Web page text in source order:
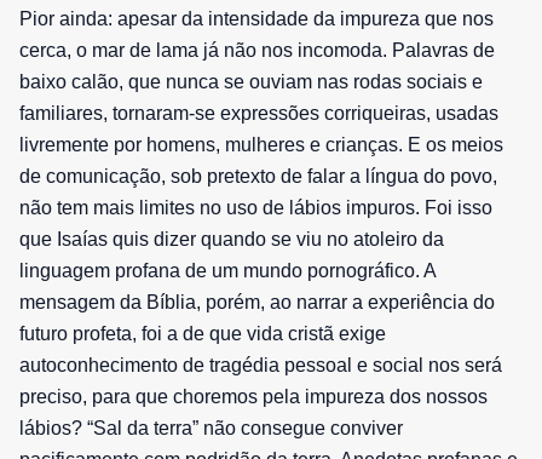
Pior ainda: apesar da intensidade da impureza que nos
cerca, o mar de lama já não nos incomoda. Palavras de
baixo calão, que nunca se ouviam nas rodas sociais e
familiares, tornaram-se expressões corriqueiras, usadas
livremente por homens, mulheres e crianças. E os meios
de comunicação, sob pretexto de falar a língua do povo,
não tem mais limites no uso de lábios impuros. Foi isso
que Isaías quis dizer quando se viu no atoleiro da
linguagem profana de um mundo pornográfico. A
mensagem da Bíblia, porém, ao narrar a experiência do
futuro profeta, foi a de que vida cristã exige
autoconhecimento de tragédia pessoal e social nos será
preciso, para que choremos pela impureza dos nossos
lábios? “Sal da terra” não consegue conviver